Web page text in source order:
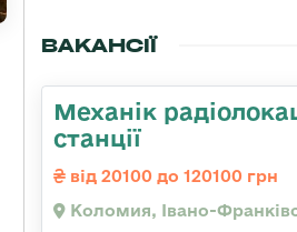
ВАКАНСІЇ
Механік
станції
від 20100 до 120100 грн
Коломия, Івано-